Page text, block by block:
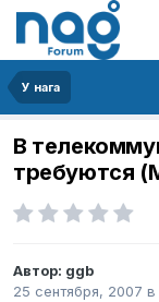
У нага
В
требуются
Автор: ggb
25 сентября, 2007 в